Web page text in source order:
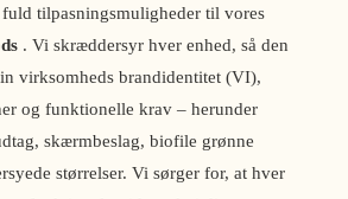
tilpasningsmuligheder til vores
. Vi skræddersyr hver enhed, så den
virksomheds brandidentitet (VI),
og funktionelle krav – herunder
skærmbeslag, biofile grønne
størrelser. Vi sørger for, at hver